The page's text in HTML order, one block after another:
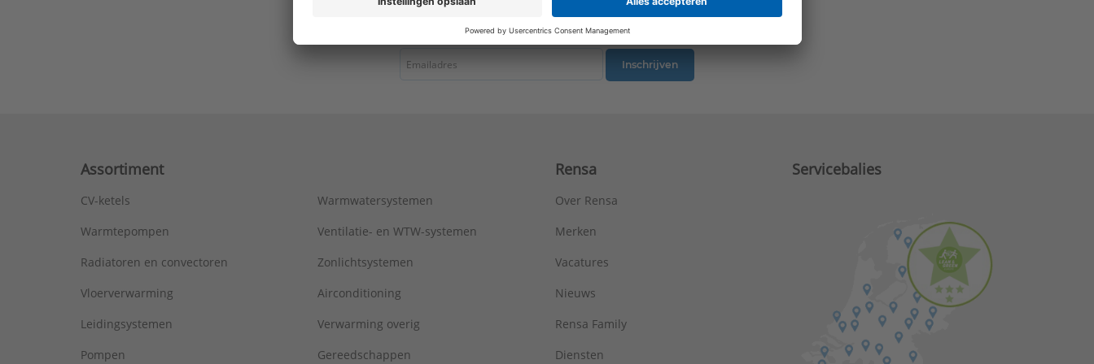
Type: Metro R=0,96
Inschrijven
Assortiment
CV-ketels
Warmtepompen
Radiatoren en convectoren
Vloerverwarming
Leidingsystemen
Pompen
Warmwatersystemen
Ventilatie- en WTW-systemen
Zonlichtsystemen
Airconditioning
Verwarming overig
Gereedschappen
Rensa
Over Rensa
Merken
Vacatures
Nieuws
Rensa Family
Diensten
Servicebalies